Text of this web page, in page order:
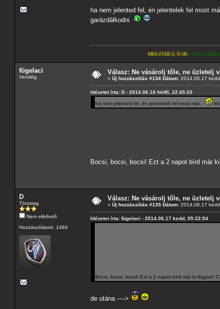
ha nem jelented fel, én jelentelek fel most
garázdálkodni
Mk3-2002-2,5-V6---A4-es lapomat, hasonló
fügelaci
Vendég
Válasz: Ne vásárolj tőle, ne üzletelj
« Új hozzászólás #134 Dátum: 2014.06.17
Idézetet írta: D - 2014.06.16 hétfő, 22:45:20
ha nem jelented fel, én jelentelek fel most már.
Bocsi, bocsi, bocsi! Ezt a 2 napot bírd már
D
Törzstag
Nem elérhető
Hozzászólások: 1484
Válasz: Ne vásárolj tőle, ne üzletelj
« Új hozzászólás #135 Dátum: 2014.06.17
Idézetet írta: fügelaci - 2014.06.17 kedd, 05:22:54
Bocsi, bocsi, bocsi! Ezt a 2 napot bírd már ki légyszi!
de utána ---->